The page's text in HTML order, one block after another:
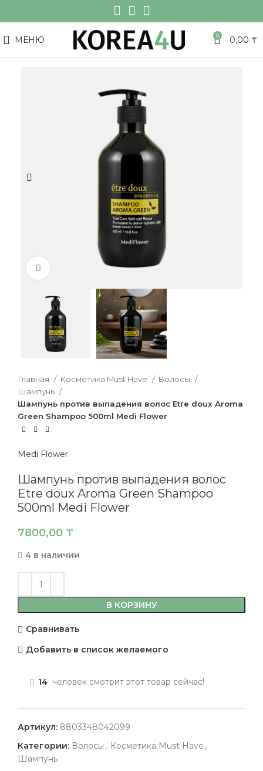
МЕНЮ 0 0,00 ₸
Нажмите, чтобы увеличить
Главная Косметика Must Have
Волосы
Шампунь
Шампунь против выпадения волос Etre doux Aroma
Green Shampoo 500ml Medi Flower
Medi Flower
Шампунь против выпадения волос
Etre doux Aroma Green Shampoo
500ml Medi Flower
7800,00 ₸
4 в наличии
В КОРЗИНУ
Сравнивать
Добавить в список желаемого
14 человек смотрит этот товар сейчас!
Артикул: 8803348042099
Категории: Волосы , Косметика Must Have ,
Шампунь